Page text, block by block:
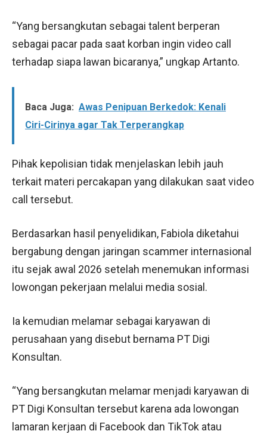
“Yang bersangkutan sebagai talent berperan
sebagai pacar pada saat korban ingin video call
terhadap siapa lawan bicaranya,” ungkap Artanto.
Baca Juga: Awas Penipuan Berkedok: Kenali
Ciri-Cirinya agar Tak Terperangkap
Pihak kepolisian tidak menjelaskan lebih jauh
terkait materi percakapan yang dilakukan saat video
call tersebut.
Berdasarkan hasil penyelidikan, Fabiola diketahui
bergabung dengan jaringan scammer internasional
itu sejak awal 2026 setelah menemukan informasi
lowongan pekerjaan melalui media sosial.
Ia kemudian melamar sebagai karyawan di
perusahaan yang disebut bernama PT Digi
Konsultan.
“Yang bersangkutan melamar menjadi karyawan di
PT Digi Konsultan tersebut karena ada lowongan
lamaran kerjaan di Facebook dan TikTok atau